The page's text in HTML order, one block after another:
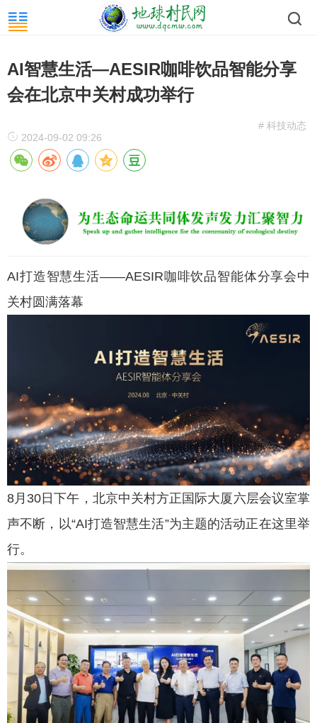
AI智慧生活—AESIR咖啡饮品智能分享
会在北京中关村成功举行
# 科技动态
2024-09-02 09:26
AI打造智慧生活——AESIR咖啡饮品智能体分享会中
关村圆满落幕
8月30日下午，北京中关村方正国际大厦六层会议室掌
声不断，以“AI打造智慧生活”为主题的活动正在这里举
行。